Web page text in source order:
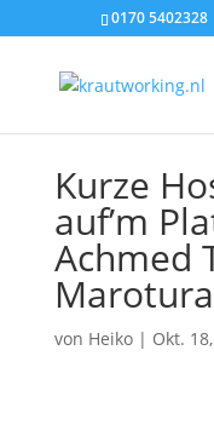
0170 5402328
Kurze
auf’m
Achmed
von Heiko| Okt.